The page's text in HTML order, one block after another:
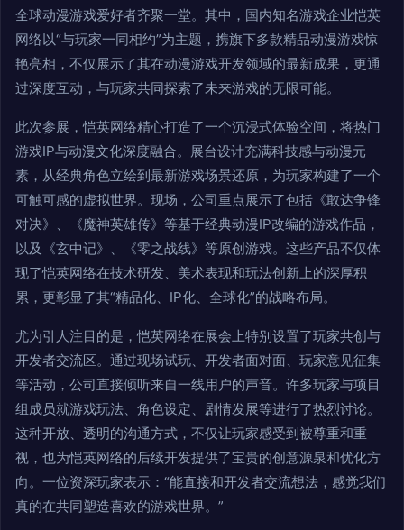
全球动漫游戏爱好者齐聚一堂。其中，国内知名游戏企业恺英
网络以“与玩家一同相约”为主题，携旗下多款精品动漫游戏惊
艳亮相，不仅展示了其在动漫游戏开发领域的最新成果，更通
过深度互动，与玩家共同探索了未来游戏的无限可能。
此次参展，恺英网络精心打造了一个沉浸式体验空间，将热门
游戏IP与动漫文化深度融合。展台设计充满科技感与动漫元
素，从经典角色立绘到最新游戏场景还原，为玩家构建了一个
可触可感的虚拟世界。现场，公司重点展示了包括《敢达争锋
对决》、《魔神英雄传》等基于经典动漫IP改编的游戏作品，
以及《玄中记》、《零之战线》等原创游戏。这些产品不仅体
现了恺英网络在技术研发、美术表现和玩法创新上的深厚积
累，更彰显了其“精品化、IP化、全球化”的战略布局。
尤为引人注目的是，恺英网络在展会上特别设置了玩家共创与
开发者交流区。通过现场试玩、开发者面对面、玩家意见征集
等活动，公司直接倾听来自一线用户的声音。许多玩家与项目
组成员就游戏玩法、角色设定、剧情发展等进行了热烈讨论。
这种开放、透明的沟通方式，不仅让玩家感受到被尊重和重
视，也为恺英网络的后续开发提供了宝贵的创意源泉和优化方
向。一位资深玩家表示：“能直接和开发者交流想法，感觉我们
真的在共同塑造喜欢的游戏世界。”